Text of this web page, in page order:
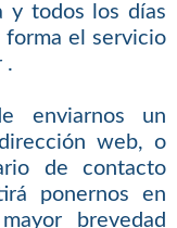
y todos los días
forma el servicio
.
enviarnos un
web, o
de contacto
ponernos en
brevedad